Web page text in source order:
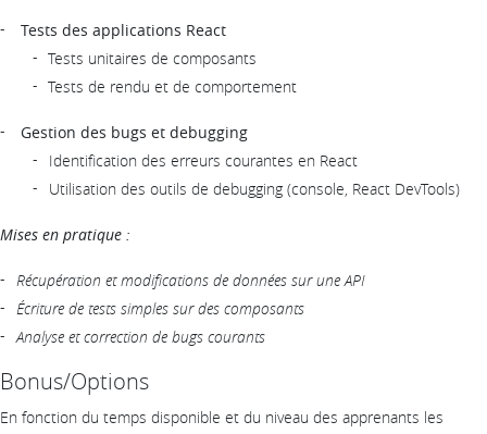
Tests des applications React
Tests unitaires de composants
Tests de rendu et de comportement
Gestion des bugs et debugging
Identification des erreurs courantes en React
Utilisation des outils de debugging (console, React DevTools)
Mises en pratique :
Récupération et modifications de données sur une API
Écriture de tests simples sur des composants
Analyse et correction de bugs courants
Bonus/Options
En fonction du temps disponible et du niveau des apprenants les